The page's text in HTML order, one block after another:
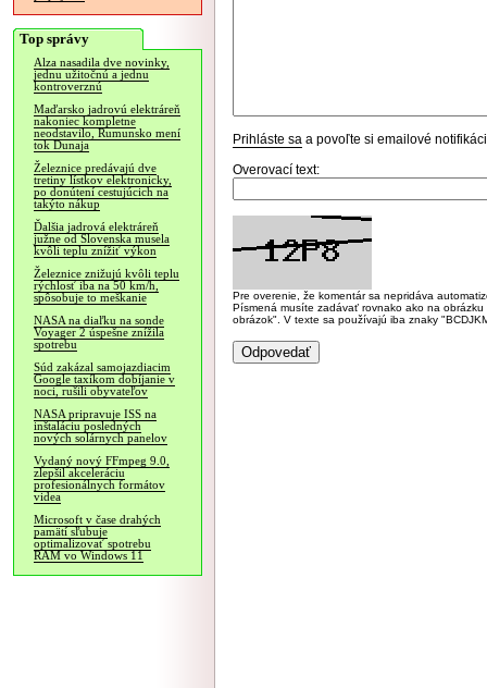
Top správy
Alza nasadila dve novinky,
jednu užitočnú a jednu
kontroverznú
Maďarsko jadrovú elektráreň
nakoniec kompletne
neodstavilo, Rumunsko mení
tok Dunaja
Železnice predávajú dve
tretiny lístkov elektronicky,
po donútení cestujúcich na
takýto nákup
Ďalšia jadrová elektráreň
južne od Slovenska musela
kvôli teplu znížiť výkon
Železnice znižujú kvôli teplu
rýchlosť iba na 50 km/h,
spôsobuje to meškanie
NASA na diaľku na sonde
Voyager 2 úspešne znížila
spotrebu
Súd zakázal samojazdiacim
Google taxíkom dobíjanie v
noci, rušili obyvateľov
NASA pripravuje ISS na
inštaláciu posledných
nových solárnych panelov
Vydaný nový FFmpeg 9.0,
zlepšil akceleráciu
profesionálnych formátov
videa
Microsoft v čase drahých
pamätí sľubuje
optimalizovať spotrebu
RAM vo Windows 11
Prihláste sa a povoľte si emailové
Overovací text:
Pre overenie, že komentár sa nepridáva
Písmená musíte zadávať rovnako ako na
obrázok". V texte sa používajú iba znaky